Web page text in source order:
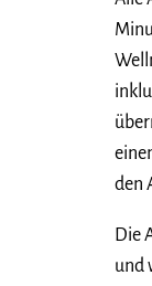
den
Die
und